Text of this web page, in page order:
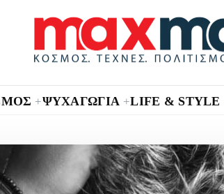
+ΨΥΧΑΓΩΓΙΑ +LIFE & STYLE